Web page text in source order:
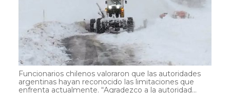
Funcionarios chilenos valoraron que las autoridades
argentinas hayan reconocido las limitaciones que
enfrenta actualmente. “Agradezco a la autoridad...